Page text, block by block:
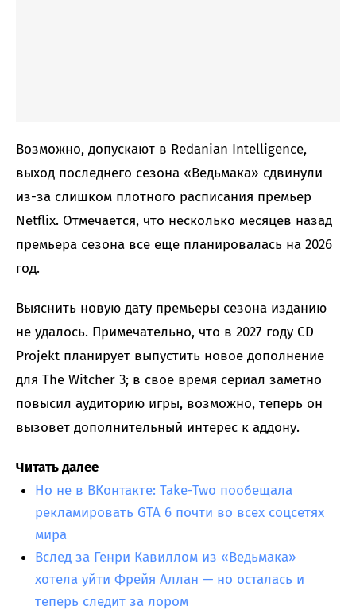
Возможно, допускают в Redanian Intelligence,
выход последнего сезона «Ведьмака» сдвинули
из-за слишком плотного расписания премьер
Netflix. Отмечается, что несколько месяцев назад
премьера сезона все еще планировалась на 2026
год.
Выяснить новую дату премьеры сезона изданию
не удалось. Примечательно, что в 2027 году CD
Projekt планирует выпустить новое дополнение
для The Witcher 3; в свое время сериал заметно
повысил аудиторию игры, возможно, теперь он
вызовет дополнительный интерес к аддону.
Читать далее
Но не в ВКонтакте: Take-Two пообещала
рекламировать GTA 6 почти во всех соцсетях
мира
Вслед за Генри Кавиллом из «Ведьмака»
хотела уйти Фрейя Аллан — но осталась и
теперь следит за лором